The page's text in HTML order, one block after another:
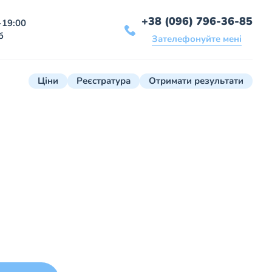
+38 (096) 796-36-85
Зателефонуйте мені
Ціни Реєстратура Отримати результати